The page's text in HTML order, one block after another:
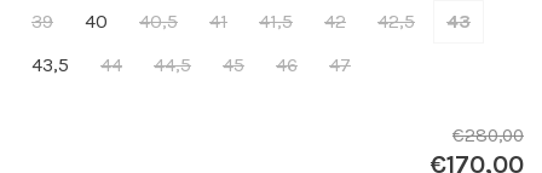
39 40 40,5 41 41,5 42 42,5
43
43,5
44 44,5 45 46 47
€280,00
€170,00